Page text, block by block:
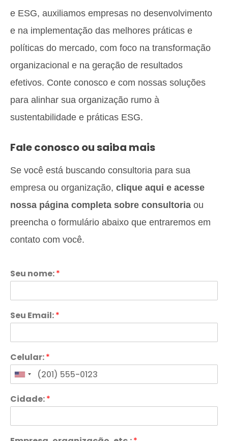
e ESG, auxiliamos empresas no desenvolvimento
e na implementação das melhores práticas e
políticas do mercado, com foco na transformação
organizacional e na geração de resultados
efetivos. Conte conosco e com nossas soluções
para alinhar sua organização rumo à
sustentabilidade e práticas ESG.
Fale conosco ou saiba mais
Se você está buscando consultoria para sua
empresa ou organização, clique aqui e acesse
nossa página completa sobre consultoria ou
preencha o formulário abaixo que entraremos em
contato com você.
Seu nome:*
Seu Email:*
Celular:*
Cidade:*